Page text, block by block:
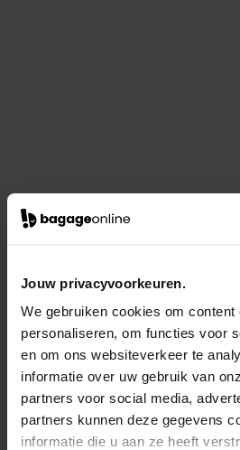
Jouw privacyvoorkeuren.
We gebruiken cookies om content
personaliseren, om functies voor
en om ons websiteverkeer te
informatie over uw gebruik van
partners voor social media,
partners kunnen deze gegevens
informatie die u aan ze heeft